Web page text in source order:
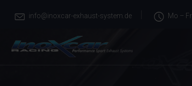
info@inoxcar-exhaust-system.de Mo –